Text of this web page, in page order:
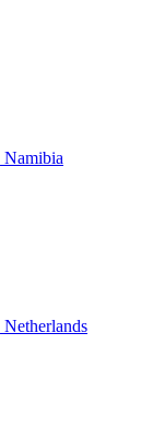
Namibia
Netherlands